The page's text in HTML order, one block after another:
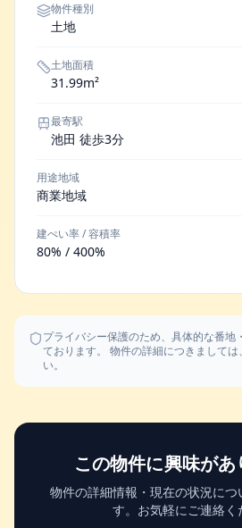
物件種別
土地
土地面積
31.99m²
最寄駅
池田 徒歩3分
用途地域
商業地域
建ぺい率 / 容積率
80% / 400%
プライバシー保護のため、具体的な番地
ております。 物件の詳細につきまして
い。
この物件に興味があ
物件の詳細情報・現在の状況につ
す。お気軽にご連絡く